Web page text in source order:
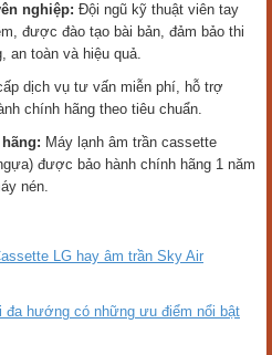
nghiệp: Đội ngũ kỹ thuật viên tay
được đào tạo bài bản, đảm bảo thi
an toàn và hiệu quả.
dịch vụ tư vấn miễn phí, hỗ trợ
chính hãng theo tiêu chuẩn.
Máy lạnh âm trần cassette
được bảo hành chính hãng 1 năm
nén.
LG hay âm trần Sky Air
đa hướng có những ưu điểm nổi bật